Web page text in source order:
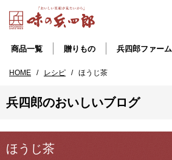
商品一覧 贈りもの 兵四郎ファーム
HOME / レシピ / ほうじ茶
兵四郎のおいしいブログ
ほうじ茶